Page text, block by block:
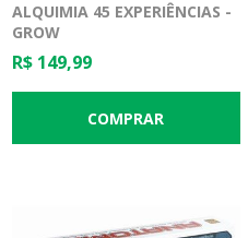
ALQUIMIA 45 EXPERIÊNCIAS -
GROW
R$ 149,99